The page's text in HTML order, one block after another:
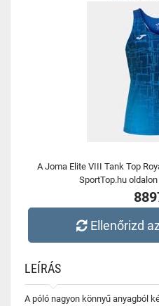
A Joma Elite VIII Tank Top
SportTop.hu
Ellenőrizd
LEÍRÁS
A póló nagyon könnyű anyagból